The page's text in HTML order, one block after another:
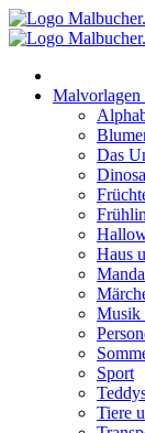
Zum
Inhalt
Das
Haus
Musik
Sport
Tiere